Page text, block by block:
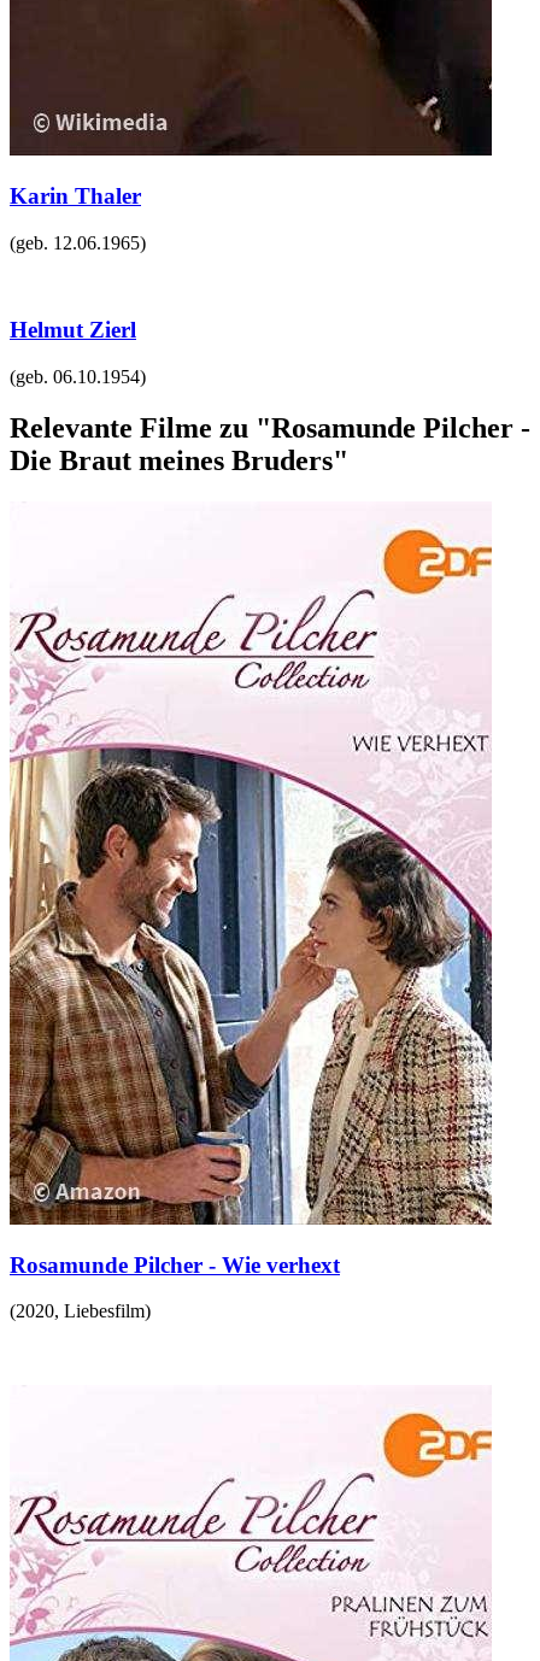
Karin Thaler
(geb. 12.06.1965)
Helmut Zierl
(geb. 06.10.1954)
Relevante Filme zu "Rosamunde Pilcher -
Die Braut meines Bruders"
Rosamunde Pilcher - Wie verhext
(2020, Liebesfilm)